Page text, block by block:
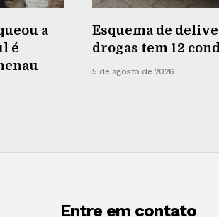
a
é
Esquema de
drogas tem 12
5 de agosto de 2026
Entre em contato